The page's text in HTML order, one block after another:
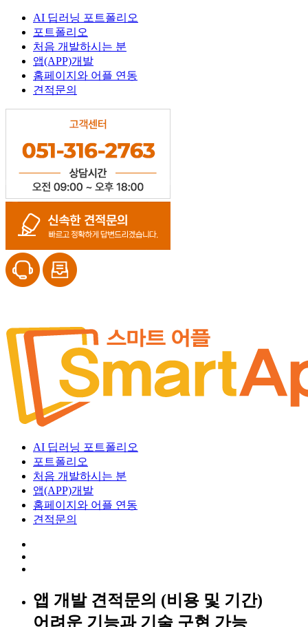
AI 딥러닝 포트폴리오
포트폴리오
처음 개발하시는 분
앱(APP)개발
홈페이지와 어플 연동
견적문의
AI 딥러닝 포트폴리오
포트폴리오
처음 개발하시는 분
앱(APP)개발
홈페이지와 어플 연동
견적문의
앱 개발 견적문의 (비용 및 기간)
어려운 기능과 기술 구현 가능